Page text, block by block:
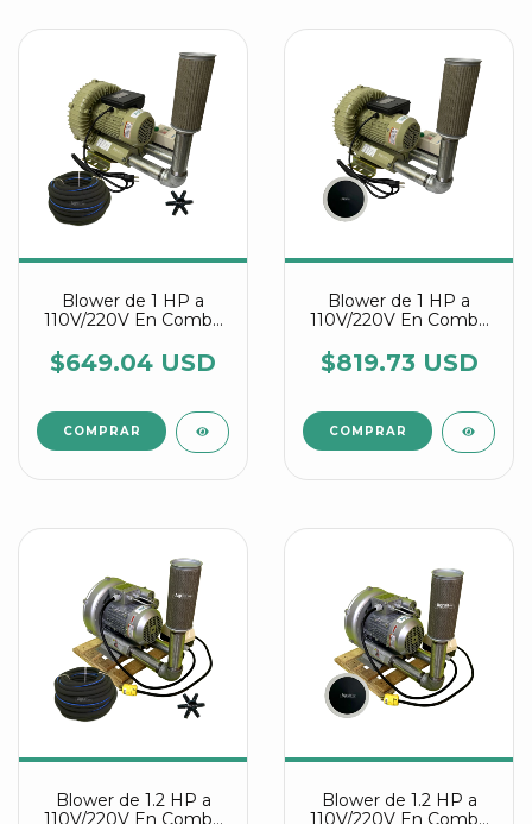
Blower de 1 HP a
110V/220V En Combo
Difusora y Conectores
Estrella Agrair
$649.04 USD
Blower de 1 HP a
110V/220V En Combo
Agrair
$819.73 USD
Blower de 1.2 HP a
110V/220V En Combo
Blower de 1.2 HP a
110V/220V En Combo